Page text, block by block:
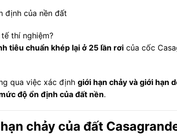
định của nền đất
thí nghiệm?
tiêu chuẩn khép lại ở 25 lần rơi của cốc
qua việc xác định giới hạn chảy và giới hạn
độ ổn định của đất nền.
chảy của đất